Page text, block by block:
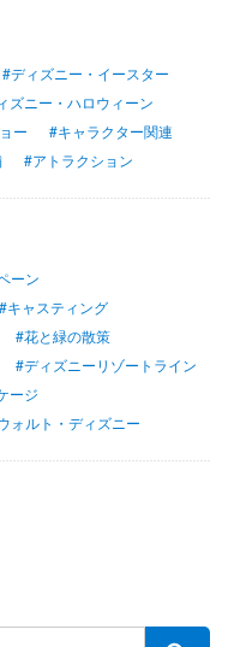
#ディズニー・イースター
ズニー・ハロウィーン
ー
#キャラクター関連
#アトラクション
ーン
#キャスティング
#花と緑の散策
#ディズニーリゾートライン
ージ
ォルト・ディズニー